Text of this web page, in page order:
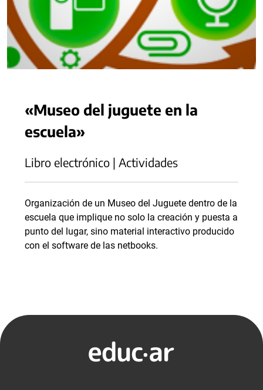
«Museo del juguete en la
escuela»
Libro electrónico | Actividades
Organización de un Museo del Juguete dentro de la
escuela que implique no solo la creación y puesta a
punto del lugar, sino material interactivo producido
con el software de las netbooks.